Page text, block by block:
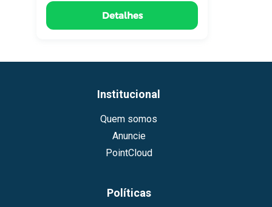
Detalhes
Institucional
Quem somos
Anuncie
PointCloud
Políticas